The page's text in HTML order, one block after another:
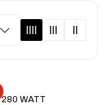
280 WATT